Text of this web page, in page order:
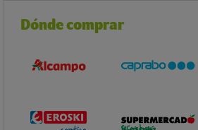
Dónde comprar